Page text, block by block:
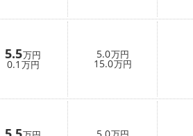
5.5万円
0.1 万円
5.0万円
15.0万円